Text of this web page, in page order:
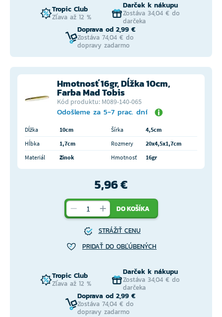
Tropic Club
Zľava až 12 %
Darček k nákupu
Zostáva 34,04 € do
darčeka
Doprava od 2,99 €
Zostáva 74,04 € do
dopravy zadarmo
Hmotnosť 16gr, Dĺžka 10cm,
Farba Mad Tobis
Kód produktu: M089-140-065
Odošleme za 5-7 prac. dní
Dĺžka 10cm Šírka
4,5cm
Hĺbka
1,7cm Rozmery
20x4,5x1,7cm
Materiál
Zinok Hmotnosť 16gr
5,96 €
DO KOŠÍKA
STRÁŽIŤ CENU
PRIDAŤ DO OBĽÚBENÝCH
Tropic Club
Zľava až 12 %
Darček k nákupu
Zostáva 34,04 € do
darčeka
Doprava od 2,99 €
Zostáva 74,04 € do
dopravy zadarmo